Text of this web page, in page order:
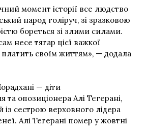
момент історії все людство
народ голіруч, зі зразковою
бореться зі злими силами.
несе тягар цієї важкої
платить своїм життям», — додала
— діти
опозиціонера Алі Тегерані,
сестрою верховного лідера
Алі Тегерані помер у жовтні